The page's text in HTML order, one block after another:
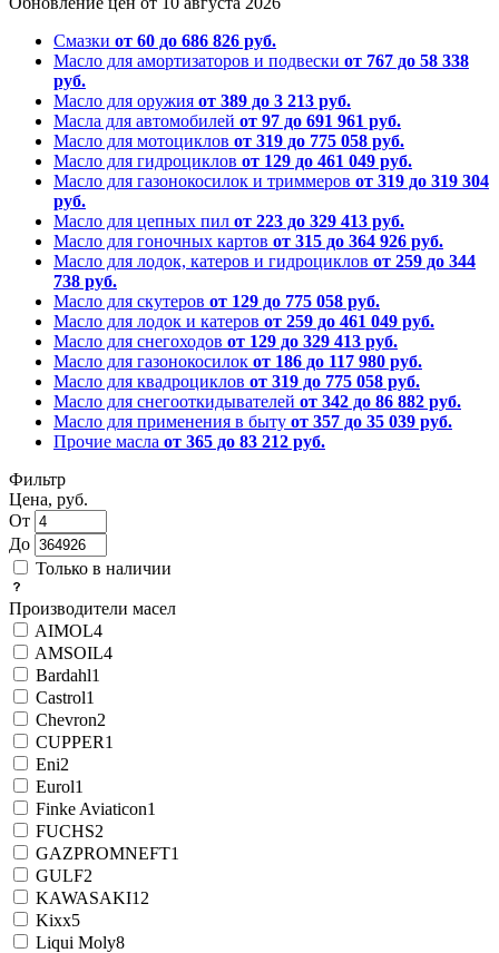
Смазки от 60 до 686 826 руб.
Масло для амортизаторов и подвески от 767 до 58 338
руб.
Масло для оружия от 389 до 3 213 руб.
Масла для автомобилей от 97 до 691 961 руб.
Масло для мотоциклов от 319 до 775 058 руб.
Масло для гидроциклов от 129 до 461 049 руб.
Масло для газонокосилок и триммеров от 319 до 319 304
руб.
Масло для цепных пил от 223 до 329 413 руб.
Масло для гоночных картов от 315 до 364 926 руб.
Масло для лодок, катеров и гидроциклов от 259 до 344
738 руб.
Масло для скутеров от 129 до 775 058 руб.
Масло для лодок и катеров от 259 до 461 049 руб.
Масло для снегоходов от 129 до 329 413 руб.
Масло для газонокосилок от 186 до 117 980 руб.
Масло для квадроциклов от 319 до 775 058 руб.
Масло для снегооткидывателей от 342 до 86 882 руб.
Масло для применения в быту от 357 до 35 039 руб.
Прочие масла от 365 до 83 212 руб.
Фильтр
Цена, руб.
От
До
Только в наличии
Производители масел
AIMOL4
AMSOIL4
Bardahl1
Castrol1
Chevron2
CUPPER1
Eni2
Eurol1
Finke Aviaticon1
FUCHS2
GAZPROMNEFT1
GULF2
KAWASAKI12
Kixx5
Liqui Moly8